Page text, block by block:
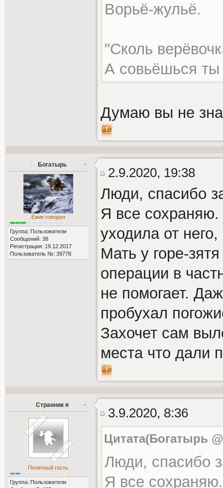
Ворьё-жульё.
"Сколь
А совьёшься
Думаю вы не
Богатырь
Ежик говорун
Группа: Пользователи
Сообщений: 38
Регистрация: 19.12.2017
Пользователь №: 39778
2.9.2020, 19:38
Люди, спасибо
Я все сохраняю.
уходила от
Мать у горе-
операции в
не помогает.
пробухал
Захочет сам
места что дали
Странник я
Почетный гость
Группа: Пользователи
3.9.2020, 8:36
Цитата(Богатырь
Люди, спасибо
Я все